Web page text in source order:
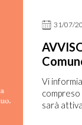
31/07/
Vi
sarà